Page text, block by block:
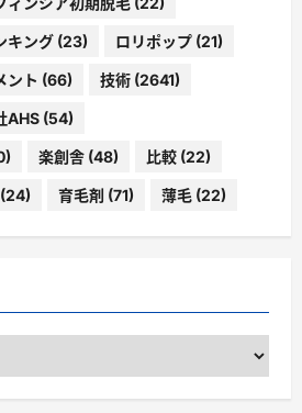
キング (23) ロリポップ (21)
ント (66) 技術 (2641)
AHS (54)
楽創舎 (48) 比較 (22)
(24) 育毛剤 (71) 薄毛 (22)